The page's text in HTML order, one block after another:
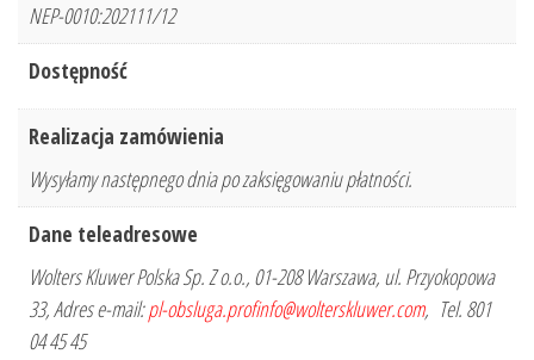
NEP-0010:202111/12
Dostępność
Realizacja zamówienia
Wysyłamy następnego dnia po zaksięgowaniu płatności.
Dane teleadresowe
Wolters Kluwer Polska Sp. Z o.o., 01-208 Warszawa, ul. Przyokopowa
33, Adres e-mail:pl-obsluga.profinfo@wolterskluwer.com, Tel. 801
04 45 45